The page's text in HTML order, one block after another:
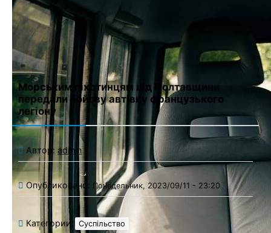
Сохранить моё имя, email и адрес сайта в этом браузере для
последующих моих комментариев.
Морським піхотинцям від Полтавщини
передали бойову автівку французького
легіону
Автор: admin
Опубликовано: Понедельник, 2023/09/11 - 23:20
Категории: Суспільство